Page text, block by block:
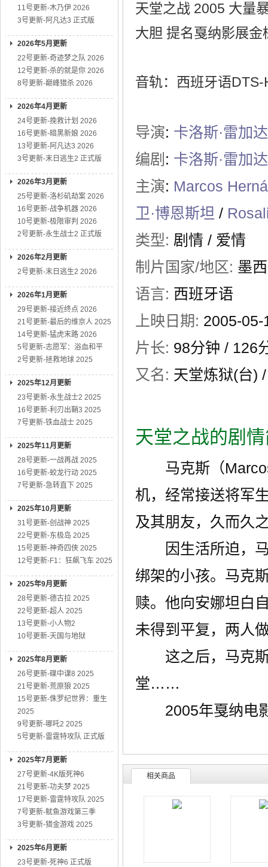
11号更新-木乃伊 2026
3号更新-阿凡达3 正式版
2026年5月更新
22号更新-奇迹梦之队 2026
12号更新-杀的就是你 2026
8号更新-巅峰猎杀 2026
2026年4月更新
24号更新-挽救计划 2026
16号更新-暗黑新娘 2026
13号更新-阿凡达3 2026
3号更新-末日逃生2 正式版
2026年3月更新
25号更新-洛杉矶劫案 2026
16号更新-战争机器 2026
10号更新-极限审判 2026
2号更新-永生战士2 正式版
2026年2月更新
2号更新-末日逃生2 2026
2026年1月更新
29号更新-接近终点 2026
21号更新-最后的维京人 2025
14号更新-猛虎末路 2026
5号更新-志愿军：浴血和平
2号更新-拯救地球 2025
2025年12月更新
23号更新-永生战士2 2025
16号更新-利刃出鞘3 2025
7号更新-铁血战士 2025
2025年11月更新
28号更新-一战再战 2025
16号更新-蛟龙行动 2025
7号更新-急转直下 2025
2025年10月更新
31号更新-创战神 2025
22号更新-东极岛 2025
15号更新-神奇四侠 2025
12号更新-F1：狂飙飞车 2025
2025年9月更新
28号更新-德古拉 2025
22号更新-超人 2025
13号更新-小人物2
10号更新-天国与地狱
2025年8月更新
26号更新-碟中谍8 2025
21号更新-荒原狼 2025
15号更新-侏罗纪世界：重生
2025
9号更新-哪吒2 2025
5号更新-雷霆特攻队 正式版
2025年7月更新
27号更新-4K版死神6
21号更新-功夫梦 2025
17号更新-雷霆特攻队 2025
7号更新-鱿鱼游戏第三季
3号更新-猎金游戏 2025
2025年6月更新
23号更新-死神6 正式版
天堂之战 2005 大量
大胆 提名戛纳影展
音轨：西班牙语DTS-
导演: 卡洛斯·雷加
编剧 : 卡洛斯·雷加
主演: Marcos
卫·博恩斯坦 /
类型: 剧情 / 爱情
制片国家/地区: 墨
语言: 西班牙语
上映日期: 2005-05-
片长: 98分钟 / 126
又名: 天堂炼狱(台)
天堂之战的剧
马克斯（Marcos
机，经常接送将军
及其朋友，久而久
因生活所迫，马
绑架的小孩。马克
赎。他向安娜坦白
未得到平复，两人
这之后，马克斯
堂……
2005年戛纳电
相关商品